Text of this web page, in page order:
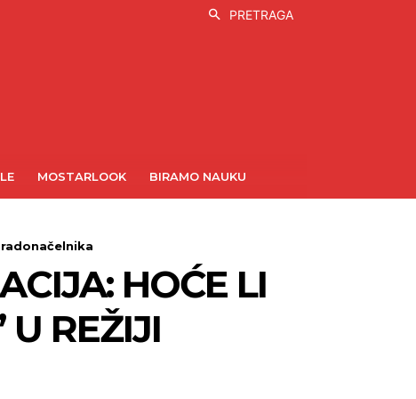
PRETRAGA
MOSTARLOOK BIRAMO NAUKU
HOĆE LI
REŽIJI